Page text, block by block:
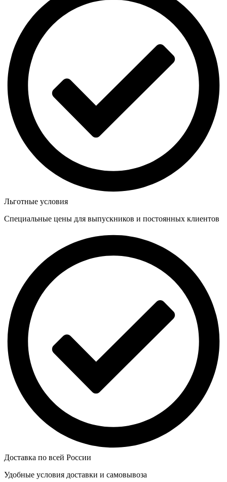
Льготные условия
Специальные цены для выпускников и постоянных клиентов
Доставка по всей России
Удобные условия доставки и самовывоза